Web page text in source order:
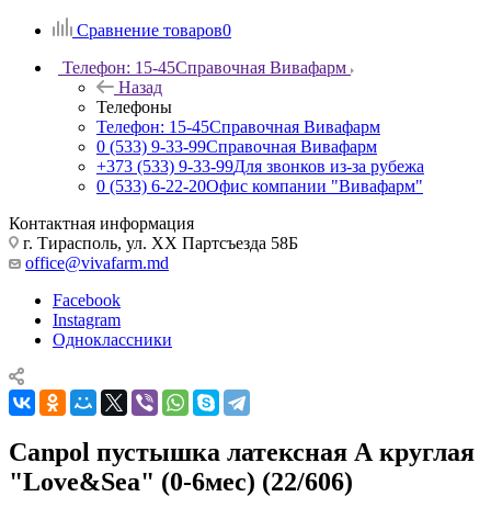
Сравнение товаров0
Телефон: 15-45Справочная Вивафарм
Назад
Телефоны
Телефон: 15-45Справочная Вивафарм
0 (533) 9-33-99Справочная Вивафарм
+373 (533) 9-33-99Для звонков из-за рубежа
0 (533) 6-22-20Офис компании "Вивафарм"
Контактная информация
г. Тирасполь, ул. ХХ Партсъезда 58Б
office@vivafarm.md
Facebook
Instagram
Одноклассники
Canpol пустышка латексная А круглая
"Love&Sea" (0-6мес) (22/606)